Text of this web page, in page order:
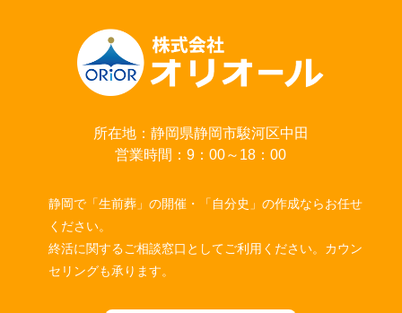
所在地：静岡県静岡市駿河区中田
営業時間：9：00～18：00
静岡で「生前葬」の開催・「自分史」の作成ならお任せ
ください。
終活に関するご相談窓口としてご利用ください。カウン
セリングも承ります。